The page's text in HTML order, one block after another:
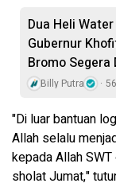
Dua Heli
Gubernur
Bromo Segera
Billy Putra
"Di luar bantuan
Allah selalu
kepada Allah
sholat Jumat,"